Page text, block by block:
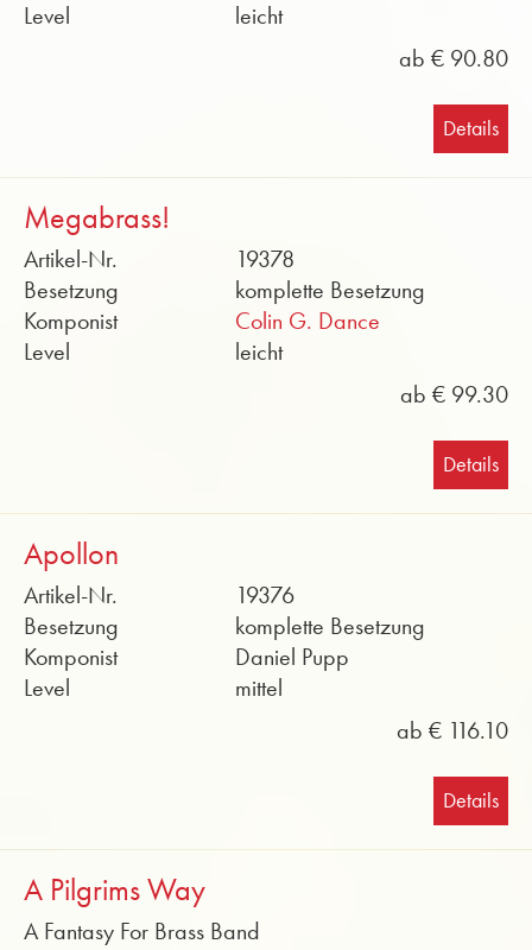
Level
leicht
ab € 90.80
Details
Megabrass!
Artikel-Nr.
19378
Besetzung
komplette Besetzung
Komponist
Colin G. Dance
Level
leicht
ab € 99.30
Details
Apollon
Artikel-Nr.
19376
Besetzung
komplette Besetzung
Komponist
Daniel Pupp
Level
mittel
ab € 116.10
Details
A Pilgrims Way
A Fantasy For Brass Band